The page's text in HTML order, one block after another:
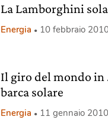
La Lamborghini
Energia 10 febbraio
Il giro del mondo in
barca solare
Energia 11 gennaio 2010